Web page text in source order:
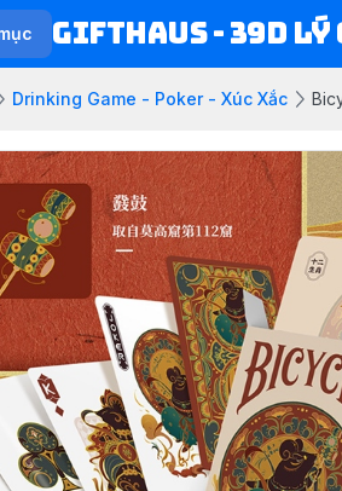
Gifthaus - 39D Lý
Drinking Game - Poker - Xúc Xắc